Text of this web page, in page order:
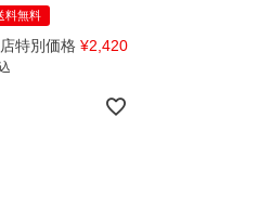
料無料
特別価格 ¥2,420